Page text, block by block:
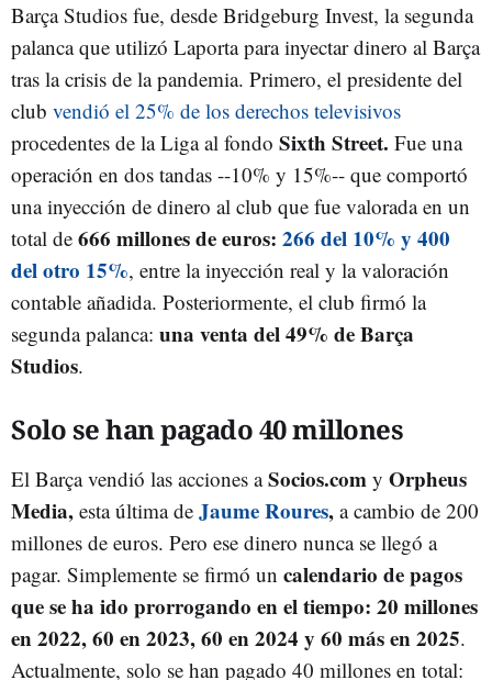
Barça Studios fue, desde Bridgeburg Invest, la segunda
palanca que utilizó Laporta para inyectar dinero al Barça
tras la crisis de la pandemia. Primero, el presidente del
club vendió el 25% de los derechos televisivos
procedentes de la Liga al fondo Sixth Street. Fue una
operación en dos tandas --10% y 15%-- que comportó
una inyección de dinero al club que fue valorada en un
total de 666 millones de euros: 266 del 10% y 400
del otro 15%, entre la inyección real y la valoración
contable añadida. Posteriormente, el club firmó la
segunda palanca: una venta del 49% de Barça
Studios.
Solo se han pagado 40 millones
El Barça vendió las acciones aSocios.com y Orpheus
Media, esta última de Jaume Roures, a cambio de 200
millones de euros. Pero ese dinero nunca se llegó a
pagar. Simplemente se firmó un calendario de pagos
que se ha ido prorrogando en el tiempo: 20 millones
en 2022, 60 en 2023, 60 en 2024 y 60 más en 2025.
Actualmente, solo se han pagado 40 millones en total: